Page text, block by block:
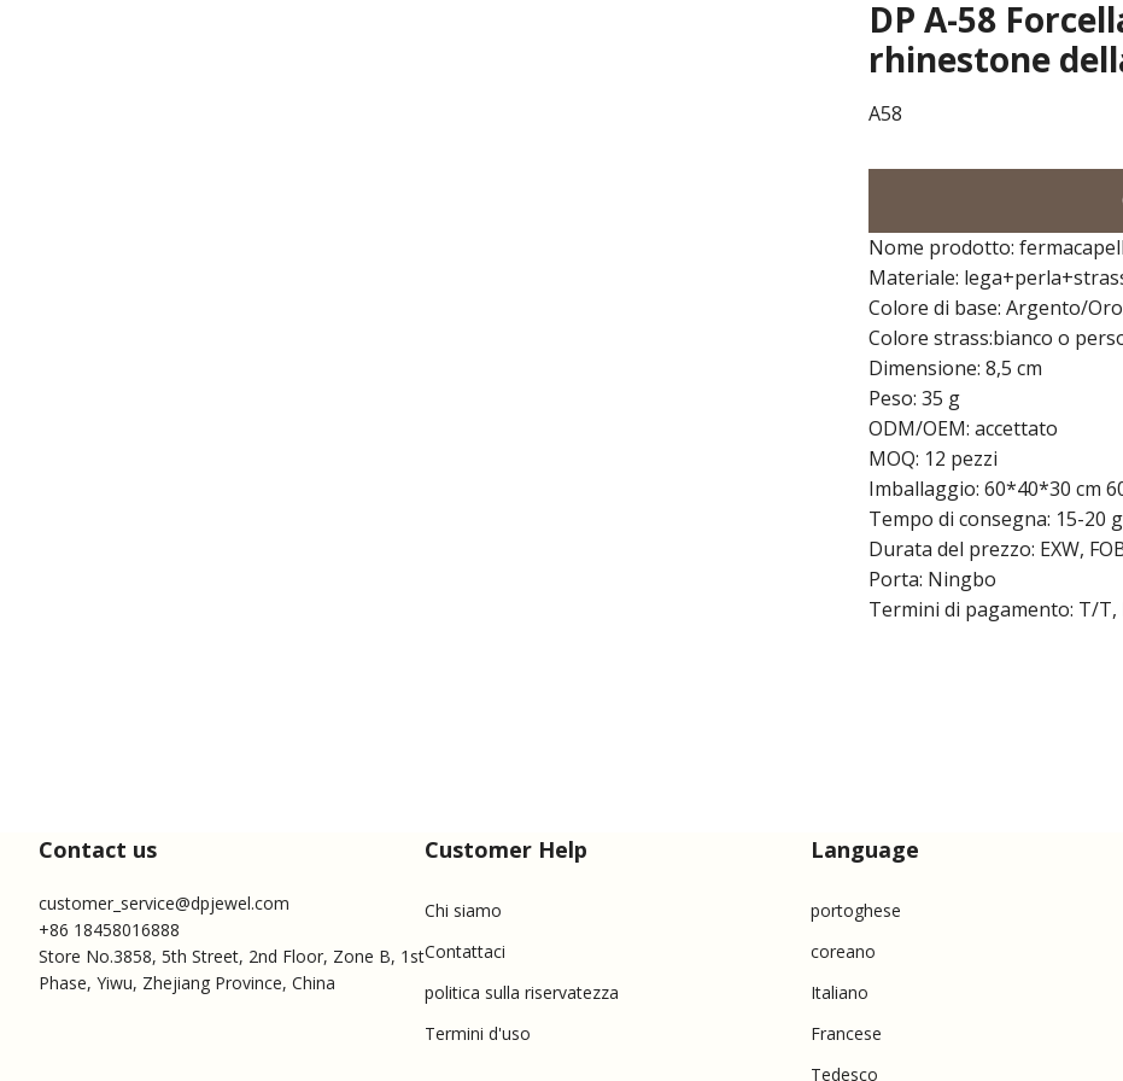
DP A-58
rhinestone
A58
Nome prodotto:
Materiale:
Colore di base: Argento/
Colore strass:bianco o
Dimensione: 8,5 cm
Peso: 35 g
ODM/OEM: accettato
MOQ: 12 pezzi
Imballaggio: 60*40*30 cm
Tempo di consegna: 15-20
Durata del prezzo: EXW,
Porta: Ningbo
Termini di pagamento: T/T,
Contact us
customer_service@dpjewel.com
+86 18458016888
Store No.3858, 5th Street, 2nd Floor, Zone B, 1st
Phase, Yiwu, Zhejiang Province, China
Customer Help
Chi siamo
Contattaci
politica sulla riservatezza
Termini d'uso
Language
portoghese
coreano
Italiano
Francese
Tedesco